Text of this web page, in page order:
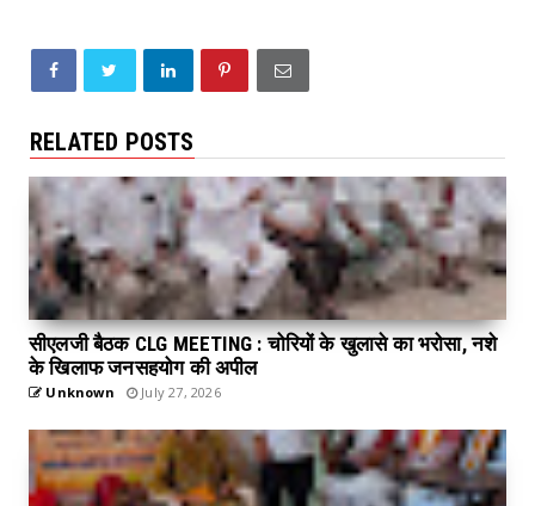
RELATED POSTS
सीएलजी बैठक CLG MEETING : चोरियों के खुलासे का भरोसा, नशे
के खिलाफ जनसहयोग की अपील
Unknown July 27, 2026